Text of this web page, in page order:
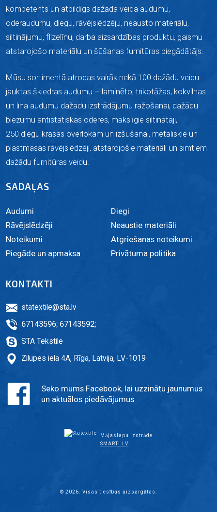
kompetents un atbildīgs dažāda veida audumu,
oderaudumu, diegu, rāvējslēdzēju, neausto materiālu,
siltinājumu, flizelīnu, darba aizsardzības produktu, gaismu
atstarojošo materiālu un šūšanas furnitūras piegādātājs.
Mūsu sortimentā atrodas vairāk nekā 100 dažādu veidu
jauktas škiedras audumu – laminēto, trikotāžas, kokvilnas
un lina audumu dažadu izstrādājumu ražošanai, dažādu
biezumu antistatiskas oderes, mākslīgie siltinātāji,
250 diegu krāsas overlokam un izšūšanai, metāliskie un
plastmasas rāvējslēdzēji, atstarojošie materiāli un simtiem
dažādu furnitūras veidu.
SADAĻAS
Audumi
Diegi
Rāvējslēdzēji
Neaustie materiāli
Noteikumi
Atgriešanas noteikumi
Piegāde un apmaksa
Privātuma politika
KONTAKTI
statextile@sta.lv
67143596; 67143592;
STA Tekstile
Zilupes iela 4A, Rīga, Latvija, LV-1019
Seko mums Facebook, lai uzzinātu jaunumus
un aktuālos piedāvājumus
© 2026. Visas tiesības aizsargātas.
Mājaslapu izstrāde
SMARTI.LV